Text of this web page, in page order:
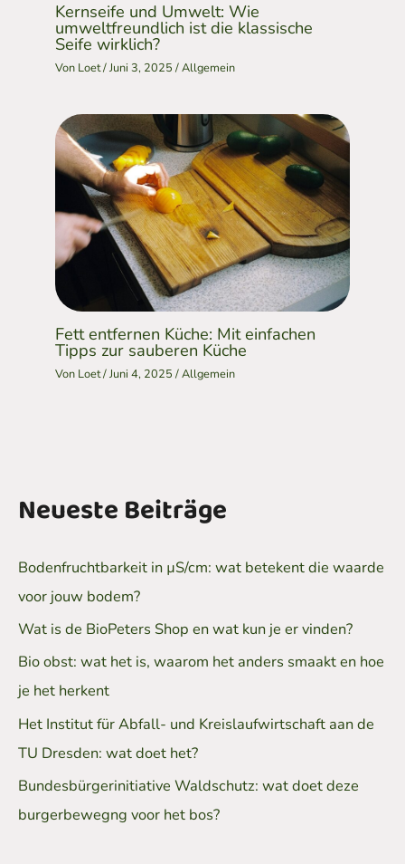
Kernseife und Umwelt: Wie
umweltfreundlich ist die klassische
Seife wirklich?
Von Loet/Juni 3, 2025/Allgemein
Fett entfernen Küche: Mit einfachen
Tipps zur sauberen Küche
Von Loet/Juni 4, 2025/Allgemein
Neueste Beiträge
Bodenfruchtbarkeit in µS/cm: wat betekent die waarde
voor jouw bodem?
Wat is de BioPeters Shop en wat kun je er vinden?
Bio obst: wat het is, waarom het anders smaakt en hoe
je het herkent
Het Institut für Abfall- und Kreislaufwirtschaft aan de
TU Dresden: wat doet het?
Bundesbürgerinitiative Waldschutz: wat doet deze
burgerbewegng voor het bos?